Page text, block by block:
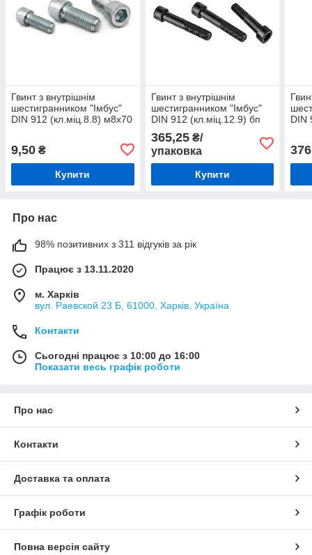
Гвинт з внутрішнім
шестигранником "Імбус"
DIN 912 (кл.міц.8.8) м8х70
9,50 ₴
Купити
Гвинт з внутрішнім
шестигранником "Імбус"
DIN 912 (кл.міц.12.9) бп
365,25₴/
упаковка
Купити
DIN
376
Про нас
98% позитивних з 311 відгуків за рік
Працює з 13.11.2020
м. Харків
вул. Раевской 23 Б, 61000, Харків, Україна
Контакти
Сьогодні працює з 10:00 до 16:00
Показати весь графік роботи
Про нас
Контакти
Доставка та оплата
Графік роботи
Повна версія сайту